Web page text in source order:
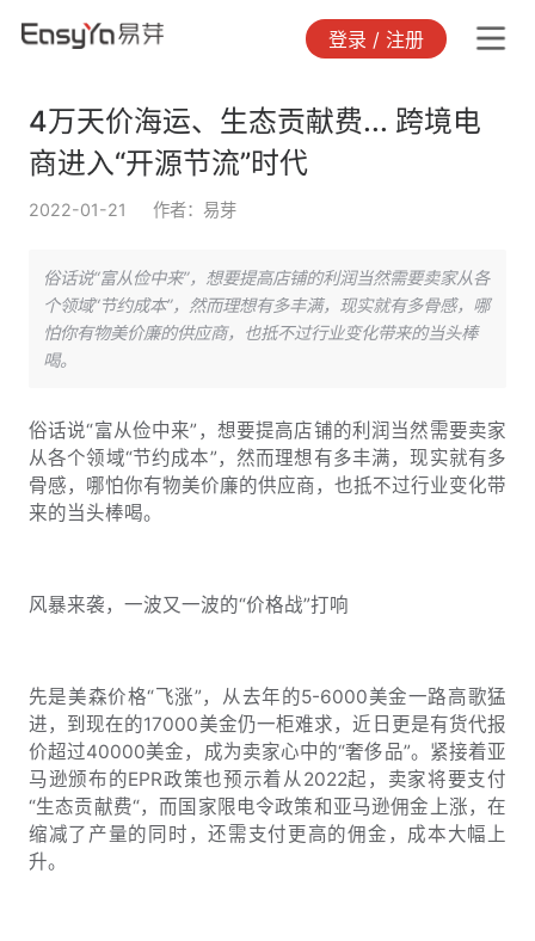
登录 / 注册
4万天价海运、生态贡献费... 跨境电
商进入“开源节流”时代
2022-01-21 作者：易芽
俗话说“富从俭中来”，想要提高店铺的利润当然需要卖家从各
个领域“节约成本”，然而理想有多丰满，现实就有多骨感，哪
怕你有物美价廉的供应商，也抵不过行业变化带来的当头棒
喝。
俗话说“富从俭中来”，想要提高店铺的利润当然需要卖家
从各个领域“节约成本”，然而理想有多丰满，现实就有多
骨感，哪怕你有物美价廉的供应商，也抵不过行业变化带
来的当头棒喝。
风暴来袭，一波又一波的“价格战”打响
先是美森价格“飞涨”，从去年的5-6000美金一路高歌猛
进，到现在的17000美金仍一柜难求，近日更是有货代报
价超过40000美金，成为卖家心中的“奢侈品”。紧接着亚
马逊颁布的EPR政策也预示着从2022起，卖家将要支付
“生态贡献费“，而国家限电令政策和亚马逊佣金上涨，在
缩减了产量的同时，还需支付更高的佣金，成本大幅上
升。